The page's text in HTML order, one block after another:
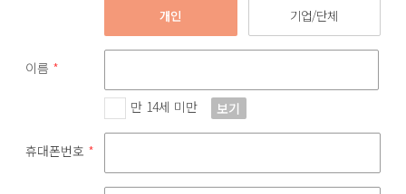
개인 기업/단체
이름 *
만 14세 미만 보기
휴대폰번호 *